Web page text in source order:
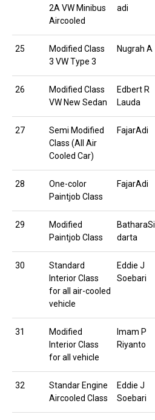
2A VW Minibus
Aircooled
adi
25
Modified Class
3 VW Type 3
Nugrah A
26
Modified Class
VW New Sedan
Edbert R
Lauda
27
Semi Modified
Class (All Air
Cooled Car)
FajarAdi
28
One-color
Paintjob Class
FajarAdi
29
Modified
Paintjob Class
BatharaSi
darta
30
Standard
Interior Class
for all air-cooled
vehicle
Eddie J
Soebari
31
Modified
Interior Class
for all vehicle
Imam P
Riyanto
32
Standar Engine
Aircooled Class
Eddie J
Soebari